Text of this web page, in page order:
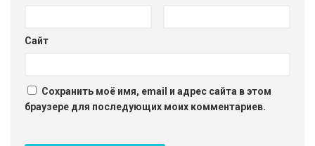
Сайт
Сохранить моё имя, email и адрес сайта в этом
браузере для последующих моих комментариев.